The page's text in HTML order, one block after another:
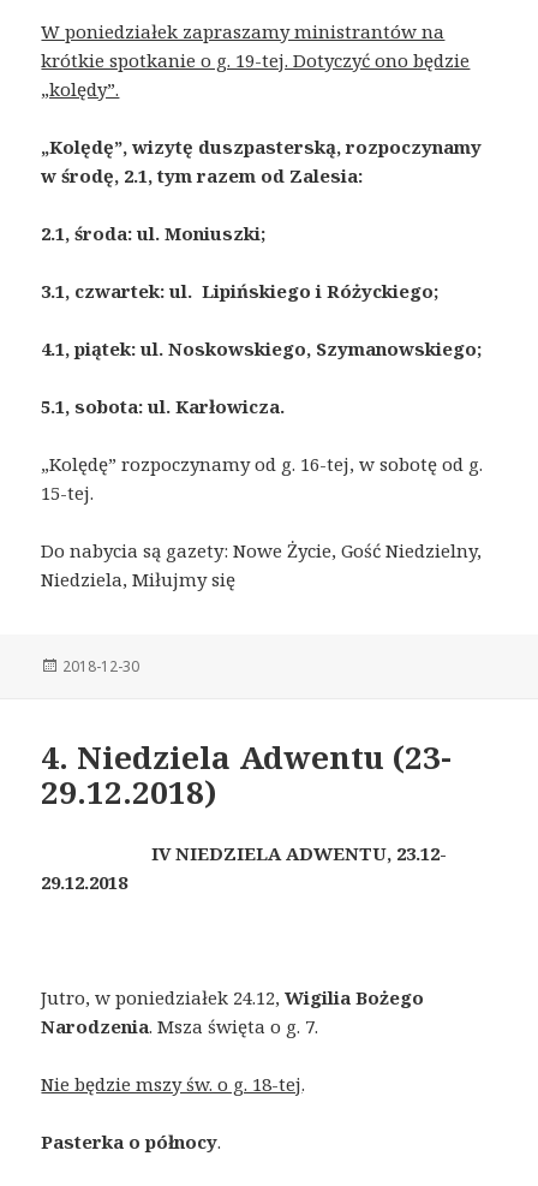
W poniedziałek zapraszamy ministrantów na
krótkie spotkanie o g. 19-tej. Dotyczyć ono będzie
„kolędy”.
„Kolędę”, wizytę duszpasterską, rozpoczynamy
w środę, 2.1, tym razem od Zalesia:
2.1, środa: ul. Moniuszki;
3.1, czwartek: ul. Lipińskiego i Różyckiego;
4.1, piątek: ul. Noskowskiego, Szymanowskiego;
5.1, sobota: ul. Karłowicza.
„Kolędę” rozpoczynamy od g. 16-tej, w sobotę od g.
15-tej.
Do nabycia są gazety: Nowe Życie, Gość Niedzielny,
Niedziela, Miłujmy się
Posted
2018-12-30
4. Niedziela Adwentu (23-
29.12.2018)
IV NIEDZIELA ADWENTU, 23.12-
29.12.2018
Jutro, w poniedziałek 24.12,Wigilia Bożego
Narodzenia. Msza święta o g. 7.
Nie będzie mszy św. o g. 18-tej.
Pasterka o północy.